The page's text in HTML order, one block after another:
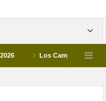
Los Campus de Tecnificación